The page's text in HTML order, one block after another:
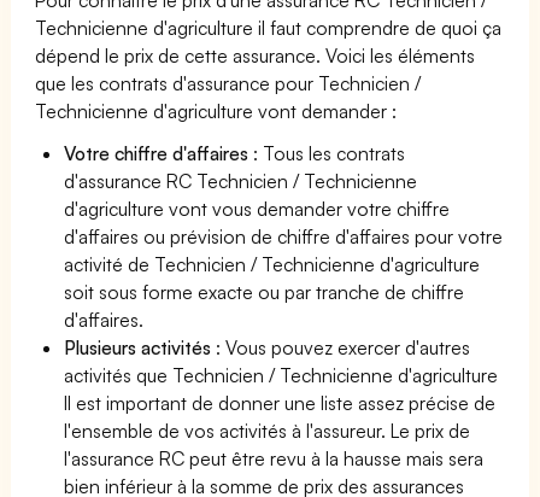
Technicienne d'agriculture il faut comprendre de quoi ça
dépend le prix de cette assurance. Voici les éléments
que les contrats d'assurance pour Technicien /
Technicienne d'agriculture vont demander :
Votre chiffre d'affaires : Tous les contrats
d'assurance RC Technicien / Technicienne
d'agriculture vont vous demander votre chiffre
d'affaires ou prévision de chiffre d'affaires pour votre
activité de Technicien / Technicienne d'agriculture
soit sous forme exacte ou par tranche de chiffre
d'affaires.
Plusieurs activités : Vous pouvez exercer d'autres
activités que Technicien / Technicienne d'agriculture
Il est important de donner une liste assez précise de
l'ensemble de vos activités à l'assureur. Le prix de
l'assurance RC peut être revu à la hausse mais sera
bien inférieur à la somme de prix des assurances